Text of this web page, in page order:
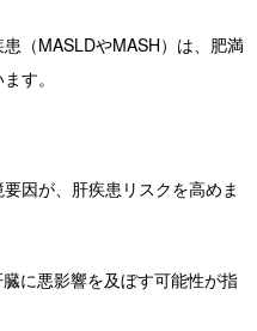
（MASLDやMASH）は、肥満
す。
因が、肝疾患リスクを高めま
に悪影響を及ぼす可能性が指